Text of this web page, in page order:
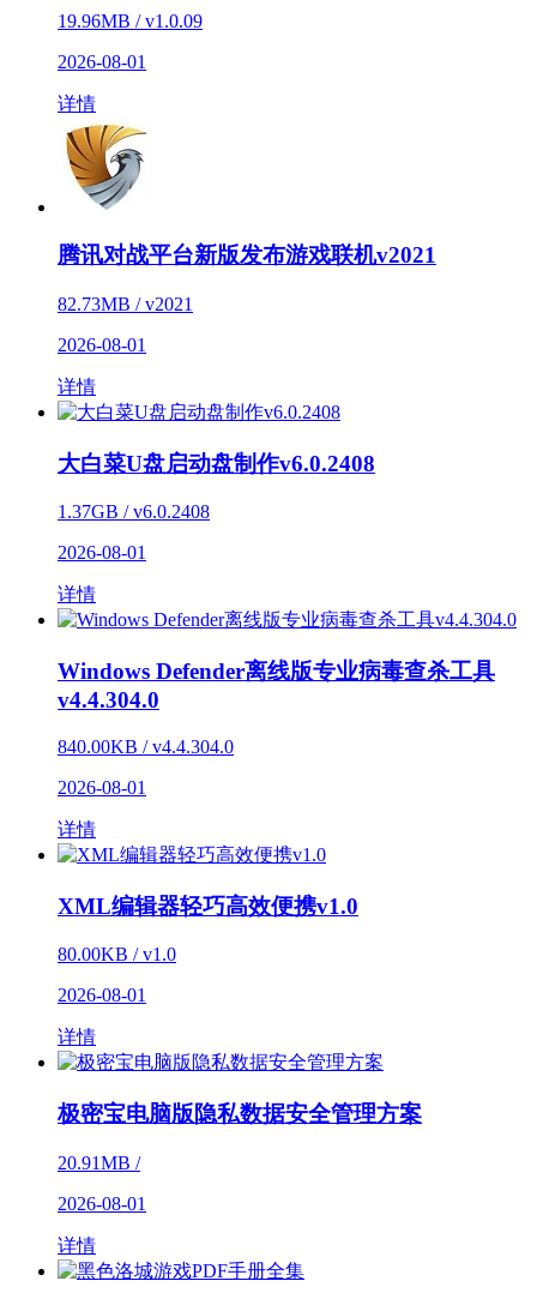
19.96MB / v1.0.09
2026-08-01
详情
腾讯对战平台新版发布游戏联机v2021
82.73MB / v2021
2026-08-01
详情
大白菜U盘启动盘制作v6.0.2408
1.37GB / v6.0.2408
2026-08-01
详情
Windows Defender离线版专业病毒查杀工具
v4.4.304.0
840.00KB / v4.4.304.0
2026-08-01
详情
XML编辑器轻巧高效便携v1.0
80.00KB / v1.0
2026-08-01
详情
极密宝电脑版隐私数据安全管理方案
20.91MB /
2026-08-01
详情